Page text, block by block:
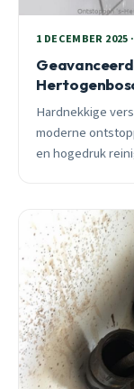
1 DECEMBER
Hardnekkige
moderne
en hogedruk